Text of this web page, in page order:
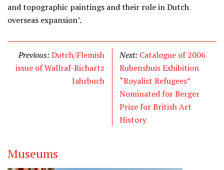
and topographic paintings and their role in Dutch
overseas expansion’.
Previous: Dutch/Flemish
issue of Wallraf-Richartz
Jahrbuch
Next: Catalogue of 2006
Rubenshuis Exhibition
“Royalist Refugees”
Nominated for Berger
Prize for British Art
History
Museums